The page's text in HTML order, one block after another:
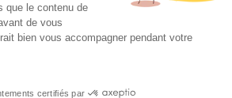
que le contenu de
de vous
bien vous accompagner pendant votre
certifiés par